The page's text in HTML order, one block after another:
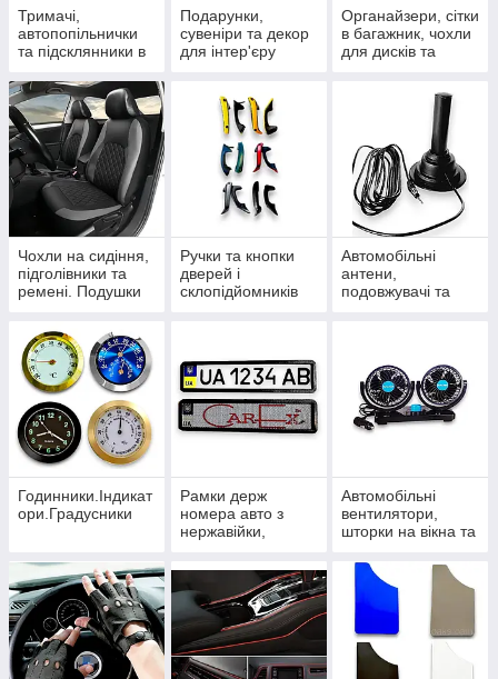
Тримачі,
автопопільнички
та підсклянники в
Подарунки,
сувеніри та декор
для інтер'єру
Органайзери, сітки
в багажник, чохли
для дисків та
Чохли на сидіння,
підголівники та
ремені. Подушки
Ручки та кнопки
дверей і
склопідйомників
Автомобільні
антени,
подовжувачі та
Годинники.Індикат
ори.Градусники
Рамки держ
номера авто з
нержавійки,
силіконові
Автомобільні
вентилятори,
шторки на вікна та